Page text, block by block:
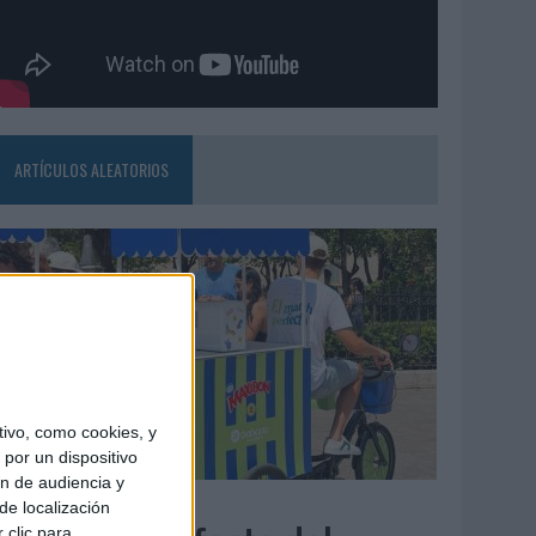
como cookies, y
un dispositivo
de audiencia y
localización
clic para
ARTÍCULOS ALEATORIOS